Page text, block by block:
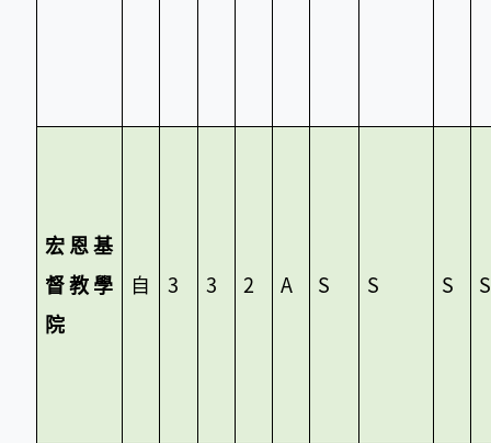
宏恩基
督教學
院
自 3 3 2 A S S S S